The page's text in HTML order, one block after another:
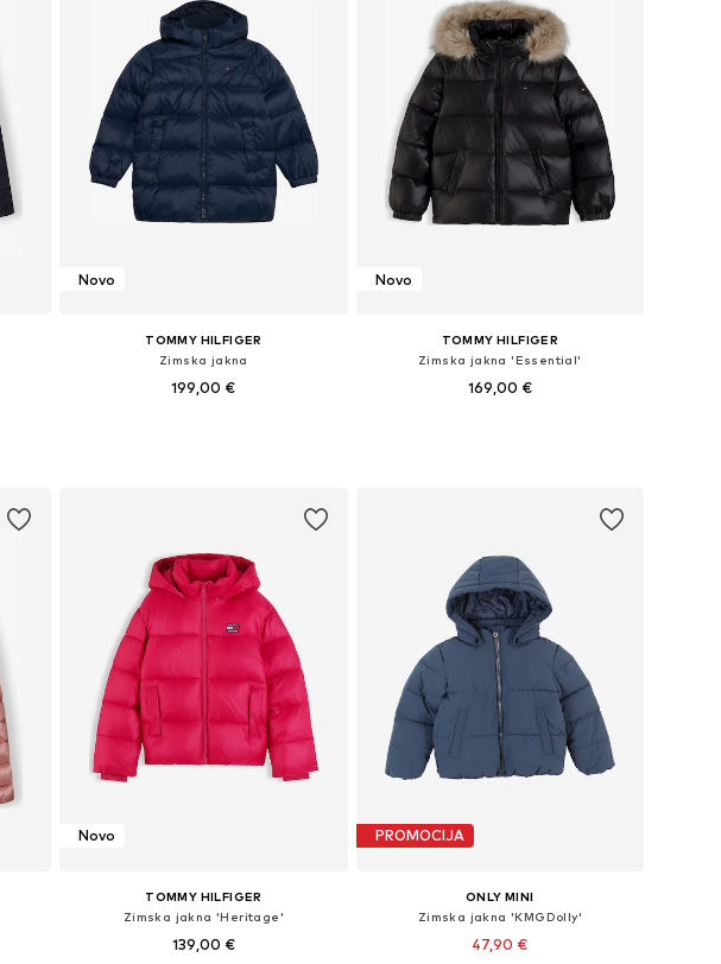
Novo
TOMMY HILFIGER
Zimska jakna
199,00 €
Novo
TOMMY HILFIGER
Zimska jakna 'Essential'
169,00 €
Novo
TOMMY HILFIGER
Zimska jakna 'Heritage'
139,00 €
PROMOCIJA
ONLY MINI
Zimska jakna 'KMGDolly'
47,90 €